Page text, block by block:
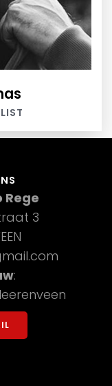
Rege
3
: